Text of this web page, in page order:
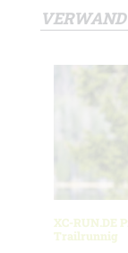
XC-RUN.DE
Trailrunnig